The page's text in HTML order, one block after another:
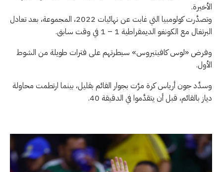
الأخيرة.
وتصدَّرت كولومبيا التي غابت عن نهائيات 2022، المجموعة، بعد تعادل
البرتغال مع الكونغو الديمقراطية 1 – 1 في وقت سابق.
وفرض «لوس كافيتيروس» سيطرتهم على فترات طويلة من الشوط
الأول.
وسدَّد جون أرياس كرة مرَّت بجوار القائم بقليل، بينما ارتطمت محاولة
دياز بالقائم، قبل أن يتقدَّموا في الدقيقة 40.